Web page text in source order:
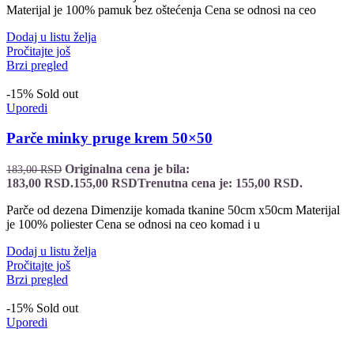
Materijal je 100% pamuk bez oštećenja Cena se odnosi na ceo
Dodaj u listu želja
Pročitajte još
Brzi pregled
-15% Sold out
Uporedi
Parče minky pruge krem 50×50
183,00RSD Originalna cena je bila:
183,00 RSD.155,00 RSDTrenutna cena je: 155,00 RSD.
Parče od dezena Dimenzije komada tkanine 50cm x50cm Materijal
je 100% poliester Cena se odnosi na ceo komad i u
Dodaj u listu želja
Pročitajte još
Brzi pregled
-15% Sold out
Uporedi